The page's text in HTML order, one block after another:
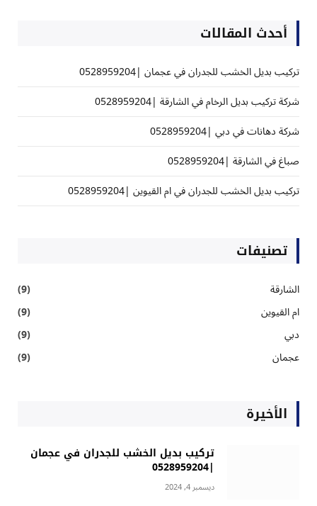
أحدث المقالات
تركيب بديل الخشب للجدران في عجمان |0528959204
شركة تركيب بديل الرخام في الشارقة |0528959204
شركة دهانات في دبي |0528959204
صباغ في الشارقة |0528959204
تركيب بديل الخشب للجدران في ام القيوين |0528959204
تصنيفات
الشارقة
(9)
ام القيوين
(9)
دبي
(9)
عجمان
(9)
الأخيرة
تركيب بديل الخشب للجدران في عجمان
|0528959204
ديسمبر 4, 2024